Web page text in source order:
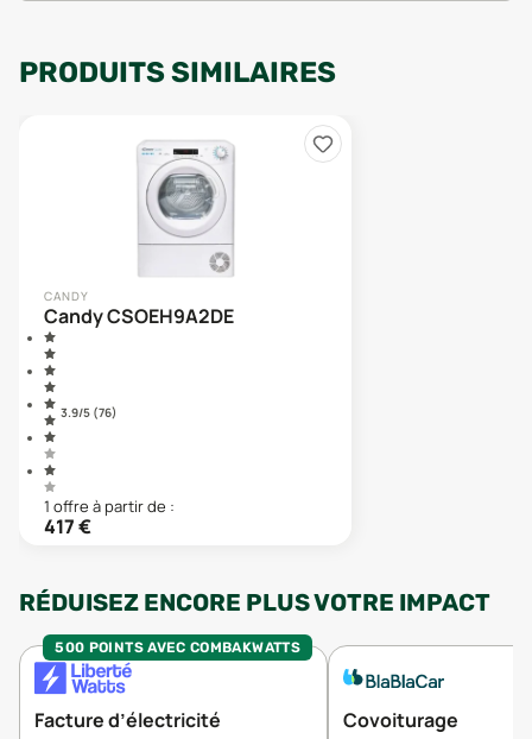
PRODUITS SIMILAIRES
CANDY
Candy CSOEH9A2DE
3.9/5 (76)
1 offre à partir de :
417€
RÉDUISEZ ENCORE PLUS VOTRE IMPACT
500 POINTS AVEC COMBAKWATTS
Facture d’électricité Covoiturage